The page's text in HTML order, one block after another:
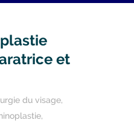
et
du visage,
,